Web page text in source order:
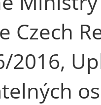
Czech
2016,